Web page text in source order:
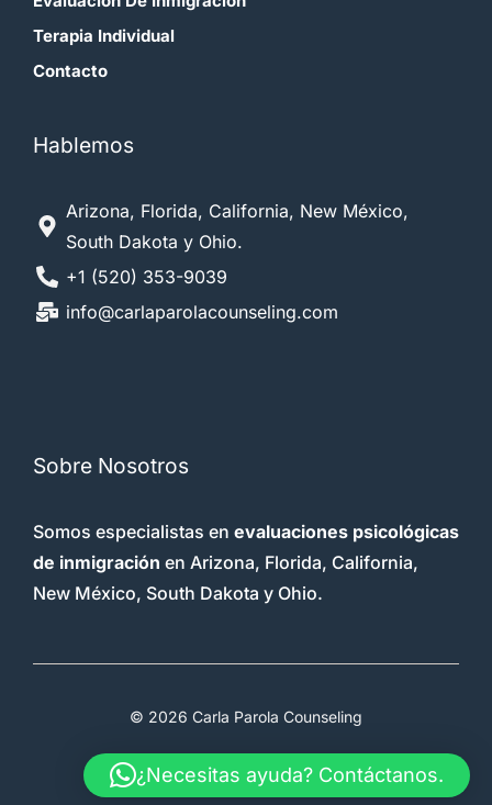
Terapia Individual
Contacto
Hablemos
Arizona, Florida, California, New México,
South Dakota y Ohio.
+1 (520) 353-9039
info@carlaparolacounseling.com
Sobre Nosotros
Somos especialistas en evaluaciones psicológicas
de inmigración en Arizona, Florida, California,
New México, South Dakota y Ohio.
© 2026 Carla Parola Counseling
Terms & Conditions Faq Therapy
¿Necesitas ayuda? Contáctanos.